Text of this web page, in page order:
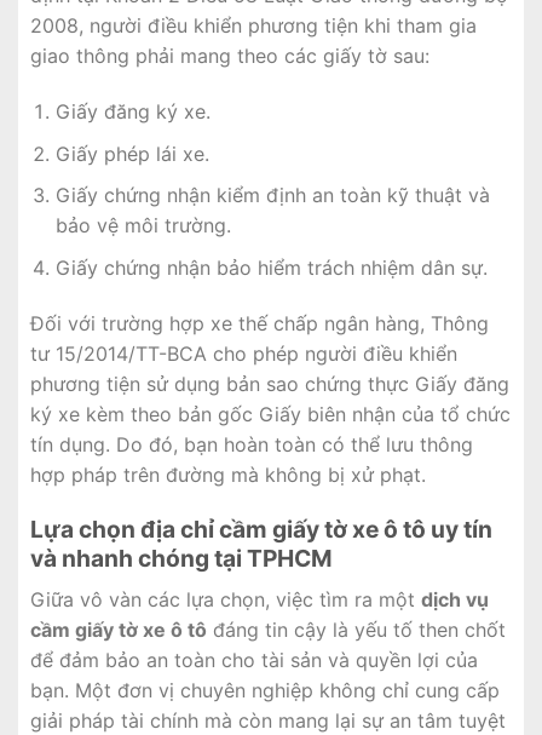
2008, người điều khiển phương tiện khi tham gia
giao thông phải mang theo các giấy tờ sau:
Giấy đăng ký xe.
Giấy phép lái xe.
Giấy chứng nhận kiểm định an toàn kỹ thuật và
bảo vệ môi trường.
Giấy chứng nhận bảo hiểm trách nhiệm dân sự.
Đối với trường hợp xe thế chấp ngân hàng, Thông
tư 15/2014/TT-BCA cho phép người điều khiển
phương tiện sử dụng bản sao chứng thực Giấy đăng
ký xe kèm theo bản gốc Giấy biên nhận của tổ chức
tín dụng. Do đó, bạn hoàn toàn có thể lưu thông
hợp pháp trên đường mà không bị xử phạt.
Lựa chọn địa chỉ cầm giấy tờ xe ô tô uy tín
và nhanh chóng tại TPHCM
Giữa vô vàn các lựa chọn, việc tìm ra một dịch vụ
cầm giấy tờ xe ô tô đáng tin cậy là yếu tố then chốt
để đảm bảo an toàn cho tài sản và quyền lợi của
bạn. Một đơn vị chuyên nghiệp không chỉ cung cấp
giải pháp tài chính mà còn mang lại sự an tâm tuyệt